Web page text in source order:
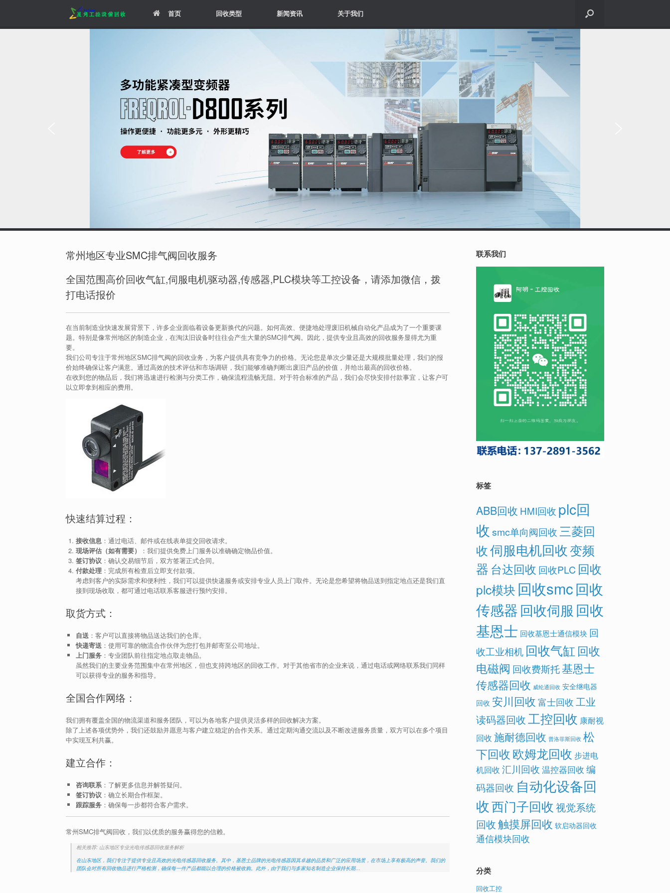
首页 回收类型 新闻资讯 关于我们
常州地区专业SMC排气阀回收服务
全国范围高价回收气缸,伺服电机驱动器,传感器,PLC模块等工控设备，请添加微信，拨
打电话报价
在当前制造业快速发展背景下，许多企业面临着设备更新换代的问题。如何高效、便捷地处理废旧机械自动化产品成为了一个重要课
题。特别是像常州地区的制造企业，在淘汰旧设备时往往会产生大量的SMC排气阀。因此，提供专业且高效的回收服务显得尤为重
要。
我们公司专注于常州地区SMC排气阀的回收业务，为客户提供具有竞争力的价格。无论您是单次少量还是大规模批量处理，我们的报
价始终确保让客户满意。通过高效的技术评估和市场调研，我们能够准确判断出废旧产品的价值，并给出最高的回收价格。
在收到您的物品后，我们将迅速进行检测与分类工作，确保流程流畅无阻。对于符合标准的产品，我们会尽快安排付款事宜，让客户可
以立即拿到相应的费用。
快速结算过程：
接收信息：通过电话、邮件或在线表单提交回收请求。
现场评估（如有需要）
：我们提供免费上门服务以准确确定物品价值。
签订协议 ：确认交易细节后，双方签署正式合同。
付款处理：完成所有检查后立即支付款项。
考虑到客户的实际需求和便利性，我们可以提供快递服务或安排专业人员上门取件。无论是您希望将物品送到指定地点还是我们直
接到现场收取，都可通过电话联系客服进行预约安排。
取货方式：
自送：客户可以直接将物品送达我们的仓库。
快递寄送：使用可靠的物流合作伙伴为您打包并邮寄至公司地址。
上门服务：专业团队前往指定地点取走物品。
虽然我们的主要业务范围集中在常州地区，但也支持跨地区的回收工作。对于其他省市的企业来说，通过电话或网络联系我们同样
可以获得专业的服务和指导。
全国合作网络：
我们拥有覆盖全国的物流渠道和服务团队，可以为各地客户提供灵活多样的回收解决方案。
除了上述各项优势外，我们还鼓励并愿意与客户建立稳定的合作关系。通过定期沟通交流以及不断改进服务质量，双方可以在多个项目
中实现互利共赢。
建立合作：
咨询联系：了解更多信息并解答疑问。
签订协议 ：确立长期合作框架。
跟踪服务：确保每一步都符合客户需求。
常州SMC排气阀回收，我们以优质的服务赢得您的信赖。
相关推荐: 山东地区专业光电传感器回收服务解析
在山东地区，我们专注于提供专业且高效的光电传感器回收服务。其中，基恩士品牌的光电传感器因其卓越的品质和广泛的应用场景，在市场上享有极高的声誉。我们的
团队会对所有回收物品进行严格检测，确保每一件产品都能以合理的价格被收购。此外，由于我们与多家知名制造企业保持长期…
联系我们
标签
ABB回收 HMI回收 plc回
收 smc单向阀回收三菱回
收伺服电机回收变频
器 台达回收 回收PLC 回收
plc模块 回收smc回收
传感器回收伺服 回收
基恩士 回收基恩士通信模块 回
收工业相机 回收气缸 回收
电磁阀 回收费斯托基恩士
传感器回收 威纶通回收 安全继电器
回收 安川回收 富士回收 工业
读码器回收工控回收 康耐视
回收 施耐德回收 普洛菲斯回收 松
下回收欧姆龙回收 步进电
机回收 汇川回收 温控器回收 编
码器回收 自动化设备回
收西门子回收视觉系统
回收触摸屏回收 软启动器回收
通信模块回收
分类
回收工控